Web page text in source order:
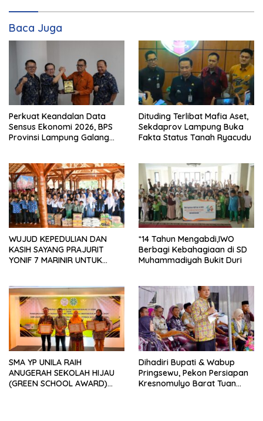
Baca Juga
Perkuat Keandalan Data
Sensus Ekonomi 2026, BPS
Provinsi Lampung Galang
Dituding Terlibat Mafia Aset,
Sekdaprov Lampung Buka
Fakta Status Tanah Ryacudu
WUJUD KEPEDULIAN DAN
KASIH SAYANG PRAJURIT
YONIF 7 MARINIR UNTUK
*14 Tahun Mengabdi,IWO
Berbagi Kebahagiaan di SD
Muhammadiyah Bukit Duri
SMA YP UNILA RAIH
ANUGERAH SEKOLAH HIJAU
(GREEN SCHOOL AWARD)
Dihadiri Bupati & Wabup
Pringsewu, Pekon Persiapan
Kresnomulyo Barat Tuan